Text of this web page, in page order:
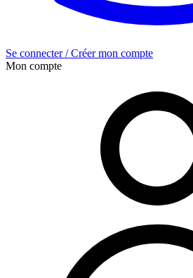
Se connecter / Créer mon compte
Mon compte